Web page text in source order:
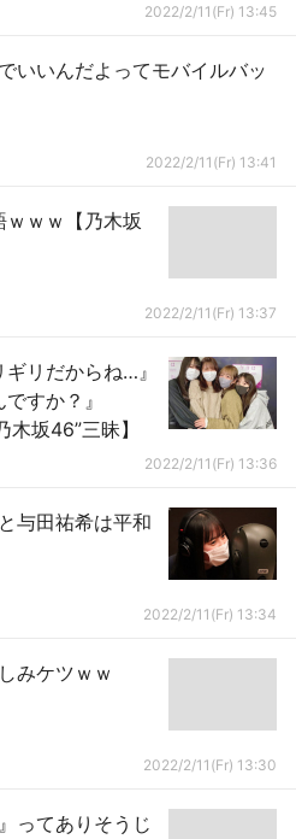
2022/2/11(Fr) 13:45
いいんだよってモバイルバッ
2022/2/11(Fr) 13:41
ｗｗ【乃木坂
2022/2/11(Fr) 13:37
リだからね…』
すか？』
坂46”三昧】
2022/2/11(Fr) 13:36
与田祐希は平和
2022/2/11(Fr) 13:34
みケツｗｗ
2022/2/11(Fr) 13:30
ってありそうじ